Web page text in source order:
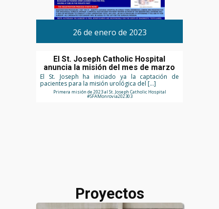
26 de enero de 2023
El St. Joseph Catholic Hospital
anuncia la misión del mes de marzo
El St. Joseph ha iniciado ya la captación de
pacientes para la misión urológica del […]
Primera misión de 2023 al St. Joseph Catholic Hospital
#SFAMonrovia202303
Proyectos